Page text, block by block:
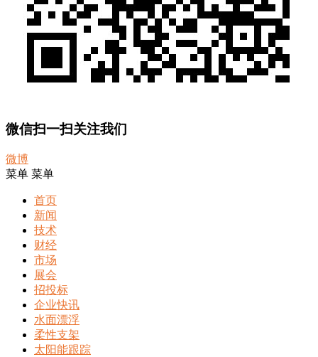
微信扫一扫关注我们
微博
菜单 菜单
首页
新闻
技术
财经
市场
展会
招投标
企业快讯
水面漂浮
柔性支架
太阳能跟踪